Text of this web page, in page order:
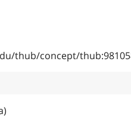
thub/concept/